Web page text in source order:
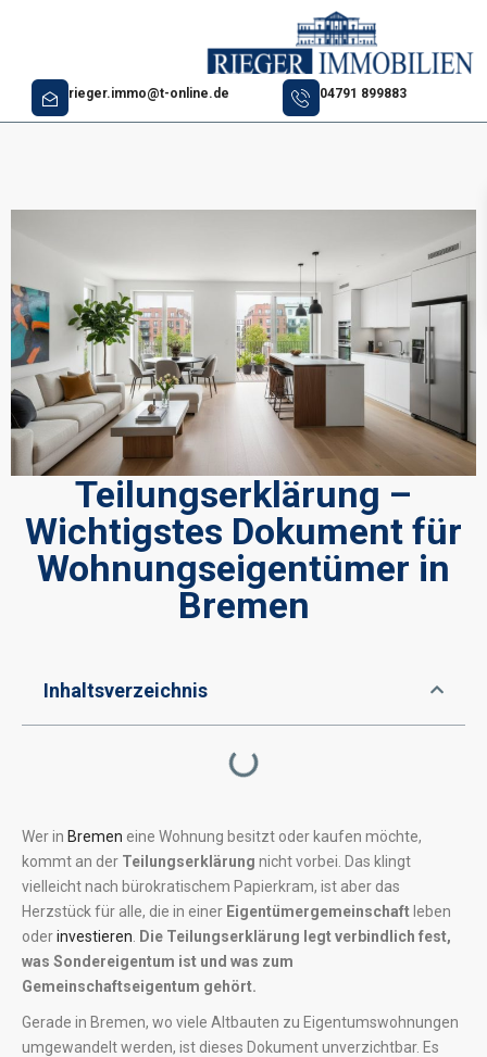
04791 899883
rieger.immo@t-online.de
Teilungserklärung –
Wichtigstes Dokument für
Wohnungseigentümer in
Bremen
Inhaltsverzeichnis
Wer in Bremen eine Wohnung besitzt oder kaufen möchte,
kommt an der Teilungserklärung nicht vorbei. Das klingt
vielleicht nach bürokratischem Papierkram, ist aber das
Herzstück für alle, die in einer Eigentümergemeinschaft leben
oderinvestieren
Die Teilungserklärung legt verbindlich fest,
was Sondereigentum ist und was zum
Gemeinschaftseigentum gehört.
Gerade in Bremen, wo viele Altbauten zu Eigentumswohnungen
umgewandelt werden, ist dieses Dokument unverzichtbar. Es